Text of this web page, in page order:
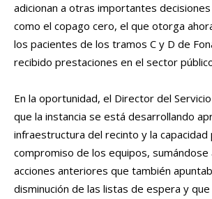
adicionan a otras importantes
como el copago cero, el que otorga
los pacientes de los tramos C y D de
recibido prestaciones en el sector
En la oportunidad, el Director del
que la instancia se está desarrollando
infraestructura del recinto y la capacidad
compromiso de los equipos, sumándose
acciones anteriores que también
disminución de las listas de espera y